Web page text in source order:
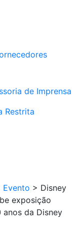
de Imprensa
Restrita
Evento > Disney
exposição
da Disney